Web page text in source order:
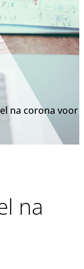
na corona voor
na